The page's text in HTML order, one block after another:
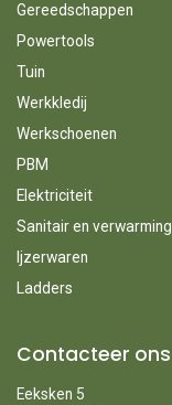
Gereedschappen
Powertools
Tuin
Werkkledij
Werkschoenen
PBM
Elektriciteit
Sanitair en verwarming
Ijzerwaren
Ladders
Contacteer ons
Eeksken 5